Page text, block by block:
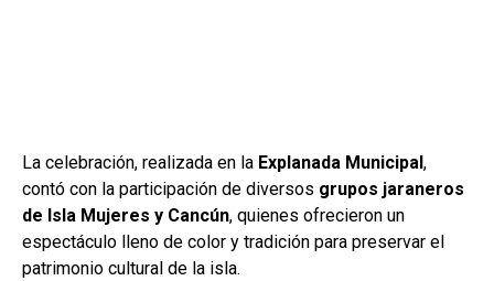
La celebración, realizada en la Explanada Municipal ,
contó con la participación de diversos grupos jaraneros
de Isla Mujeres y Cancún, quienes ofrecieron un
espectáculo lleno de color y tradición para preservar el
patrimonio cultural de la isla.